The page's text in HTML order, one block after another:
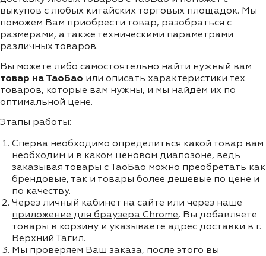
выкупов с любых китайских торговых площадок. Мы
поможем Вам приобрести товар, разобраться с
размерами, а также техническими параметрами
различных товаров.
Вы можете либо самостоятельно найти нужный вам
товар на ТаоБао или описать характеристики тех
товаров, которые вам нужны, и мы найдём их по
оптимальной цене.
Этапы работы:
Сперва необходимо определиться какой товар вам
необходим и в каком ценовом диапозоне, ведь
заказывая товары с ТаоБао можно преобретать как
брендовые, так и товары более дешевые по цене и
по качеству.
Через личный кабинет на сайте или через наше
приложение для браузера Chrome, Вы добавляете
товары в корзину и указываете адрес доставки в г.
Верхний Тагил.
Мы проверяем Ваш заказа, после этого вы